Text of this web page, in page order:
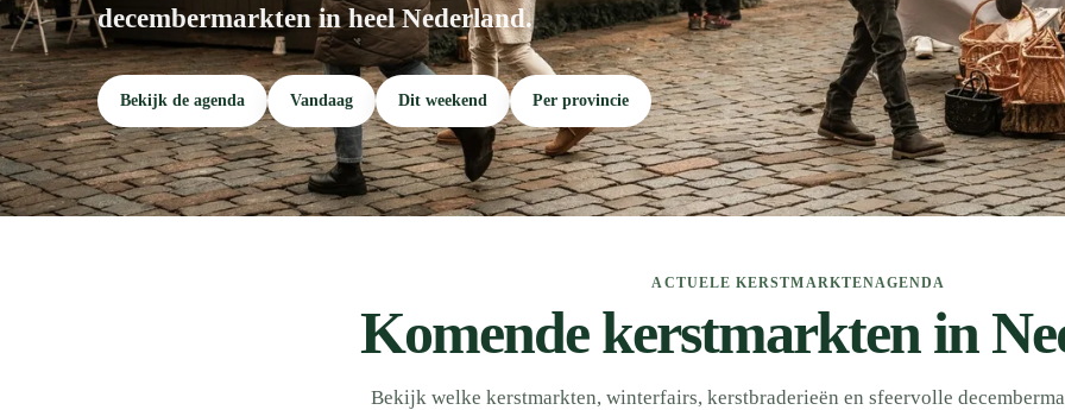
decembermarkten in heel Nederland.
Bekijk de agenda Vandaag Dit weekend Per provincie
ACTUELE KERSTMARKTENAGENDA
Komende kerstmarkten in
Bekijk welke kerstmarkten, winterfairs, kerstbraderieën en sfeervolle